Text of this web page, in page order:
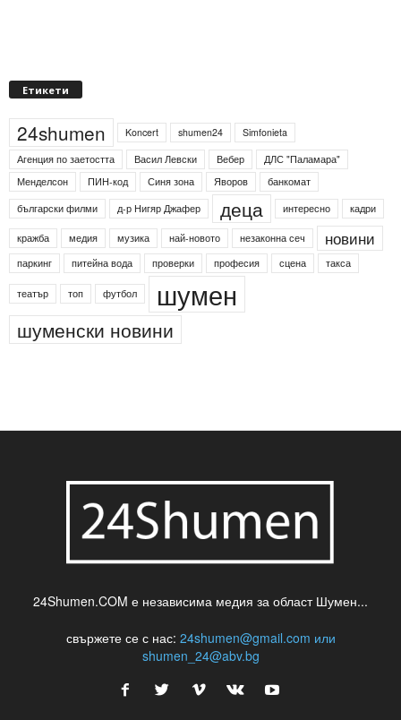
Етикети
24shumen Koncert shumen24
Simfonieta
Агенция по заетостта
Васил Левски Вебер
ДЛС "Паламара"
Менделсон
ПИН-код Синя зона Яворов
банкомат
български филми
д-р Нигяр Джафер деца интересно кадри
кражба медия музика най-новото незаконна сеч новини
паркинг питейна вода проверки професия сцена такса
театър топ футбол шумен
шуменски новини
24Shumen.COM е независима медия за област Шумен...
свържете се с нас: 24shumen@gmail.com или
shumen_24@abv.bg